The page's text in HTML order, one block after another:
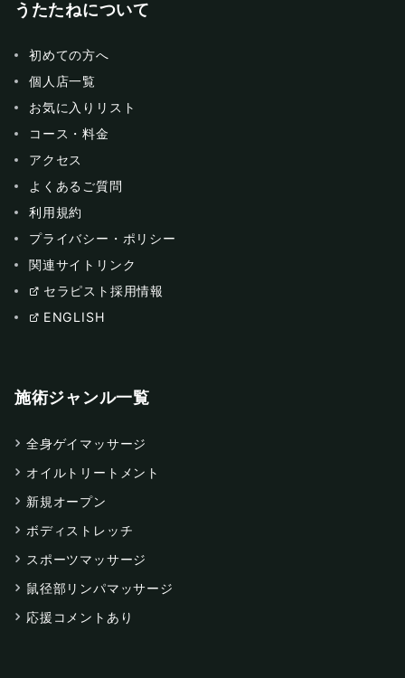
うたたねについて
初めての方へ
個人店一覧
お気に入りリスト
コース・料金
アクセス
よくあるご質問
利用規約
プライバシー・ポリシー
関連サイトリンク
セラピスト採用情報
ENGLISH
施術ジャンル一覧
全身ゲイマッサージ
オイルトリートメント
新規オープン
ボディストレッチ
スポーツマッサージ
鼠径部リンパマッサージ
応援コメントあり